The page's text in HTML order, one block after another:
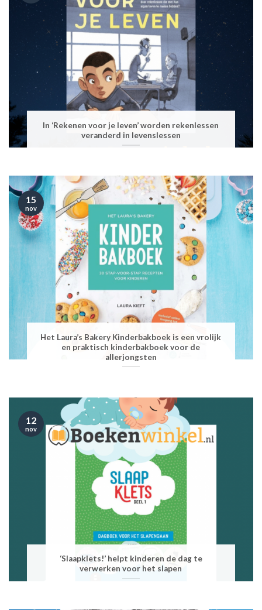
In ‘Rekenen voor je leven’ worden rekenlessen
veranderd in levenslessen
Het Laura’s Bakery Kinderbakboek is een vrolijk
en praktisch kinderbakboek voor de
allerjongsten
15
nov
‘Slaapklets!’ helpt kinderen de dag te
verwerken voor het slapen
12
nov